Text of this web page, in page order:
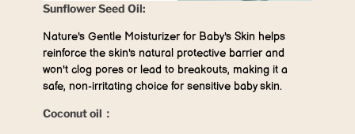
Sunflower Seed Oil:
Nature's Gentle Moisturizer for Baby's Skin helps
reinforce the skin's natural protective barrier and
won't clog pores or lead to breakouts, making it a
safe, non-irritating choice for sensitive baby skin.
Coconut oil：